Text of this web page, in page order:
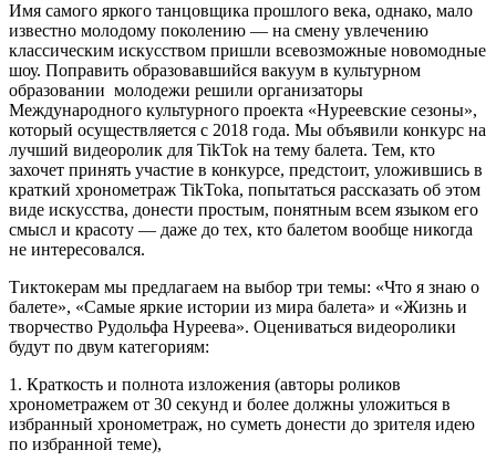
Имя самого яркого танцовщика прошлого века, однако, мало
известно молодому поколению — на смену увлечению
классическим искусством пришли всевозможные новомодные
шоу. Поправить образовавшийся вакуум в культурном
образовании молодежи решили организаторы
Международного культурного проекта «Нуреевские сезоны»,
который осуществляется с 2018 года. Мы объявили конкурс на
лучший видеоролик для TikTok на тему балета. Тем, кто
захочет принять участие в конкурсе, предстоит, уложившись в
краткий хронометраж TikTokа, попытаться рассказать об этом
виде искусства, донести простым, понятным всем языком его
смысл и красоту — даже до тех, кто балетом вообще никогда
не интересовался.
Тиктокерам мы предлагаем на выбор три темы: «Что я знаю о
балете», «Самые яркие истории из мира балета» и «Жизнь и
творчество Рудольфа Нуреева». Оцениваться видеоролики
будут по двум категориям:
1. Краткость и полнота изложения (авторы роликов
хронометражем от 30 секунд и более должны уложиться в
избранный хронометраж, но суметь донести до зрителя идею
по избранной теме),